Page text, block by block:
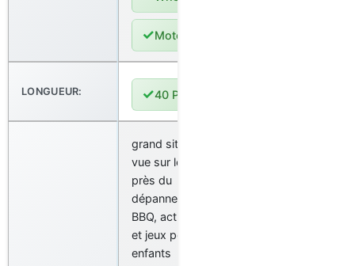
✓Motorisé
LONGUEUR: ✓40 Pieds
grand site avec
vue sur le lac,
près du
dépanneur,
BBQ, activités
et jeux pour les
enfants